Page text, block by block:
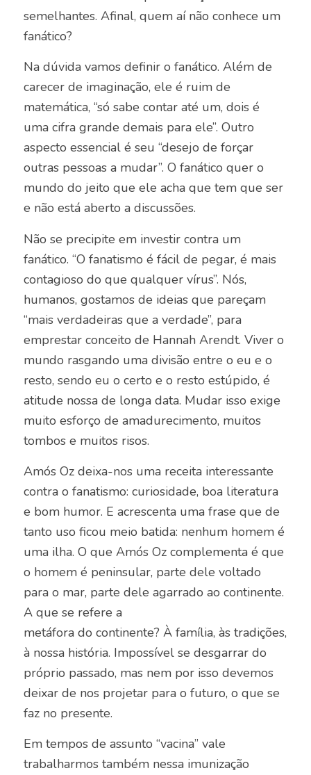
semelhantes. Afinal, quem aí não conhece um
fanático?
Na dúvida vamos definir o fanático. Além de
carecer de imaginação, ele é ruim de
matemática, “só sabe contar até um, dois é
uma cifra grande demais para ele”. Outro
aspecto essencial é seu “desejo de forçar
outras pessoas a mudar”. O fanático quer o
mundo do jeito que ele acha que tem que ser
e não está aberto a discussões.
Não se precipite em investir contra um
fanático. “O fanatismo é fácil de pegar, é mais
contagioso do que qualquer vírus”. Nós,
humanos, gostamos de ideias que pareçam
“mais verdadeiras que a verdade”, para
emprestar conceito de Hannah Arendt. Viver o
mundo rasgando uma divisão entre o eu e o
resto, sendo eu o certo e o resto estúpido, é
atitude nossa de longa data. Mudar isso exige
muito esforço de amadurecimento, muitos
tombos e muitos risos.
Amós Oz deixa-nos uma receita interessante
contra o fanatismo: curiosidade, boa literatura
e bom humor. E acrescenta uma frase que de
tanto uso ficou meio batida: nenhum homem é
uma ilha. O que Amós Oz complementa é que
o homem é peninsular, parte dele voltado
para o mar, parte dele agarrado ao continente.
A que se refere a
metáfora do continente? À família, às tradições,
à nossa história. Impossível se desgarrar do
próprio passado, mas nem por isso devemos
deixar de nos projetar para o futuro, o que se
faz no presente.
Em tempos de assunto “vacina” vale
trabalharmos também nessa imunização